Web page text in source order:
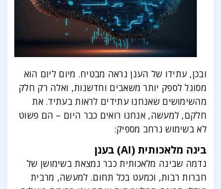
ובכן, עתידו של הענן נראה מבטיח. מיום ליום הוא
מסוגל לספק יותר משאבים וחדשנות, ואלה רק חלק
מהשימושים שאנחנו עתידים לראות בעתיד. את
חלקם, למעשה, אנחנו רואים כבר היום – הם פשוט
לא בשימוש נרחב מספיק:
בינה מלאכותית (AI) בענן
נדמה שבינה מלאכותית כבר נמצאת בשימושן של
חברות רבות, וכמעט בכל תחום. למעשה, מרבית